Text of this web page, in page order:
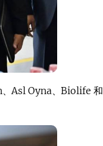
Asl Oyna、Biolife 和